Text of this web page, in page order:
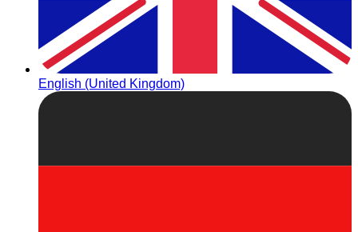
English (United Kingdom)